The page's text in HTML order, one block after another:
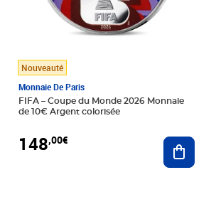
au panier
Nouveauté
Monnaie De Paris
FIFA – Coupe du Monde 2026 Monnaie
de 10€ Argent colorisée
148,00€